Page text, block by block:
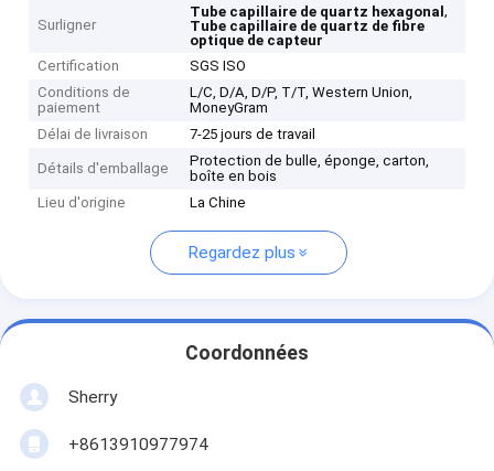
Surligner
Tube capillaire de quartz hexagonal,
Tube capillaire de quartz de fibre
optique de capteur
Certification
SGS ISO
Conditions de
paiement
L/C, D/A, D/P, T/T, Western Union,
MoneyGram
Délai de livraison
7-25 jours de travail
Détails d'emballage
Protection de bulle, éponge, carton,
boîte en bois
Lieu d'origine
La Chine
Regardez plus
Coordonnées
Sherry
+8613910977974